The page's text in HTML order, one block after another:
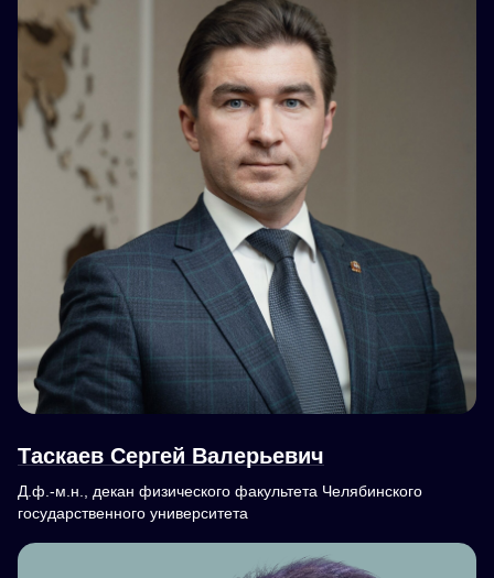
Таскаев Сергей Валерьевич
Д.ф.-м.н., декан физического факультета Челябинского
государственного университета